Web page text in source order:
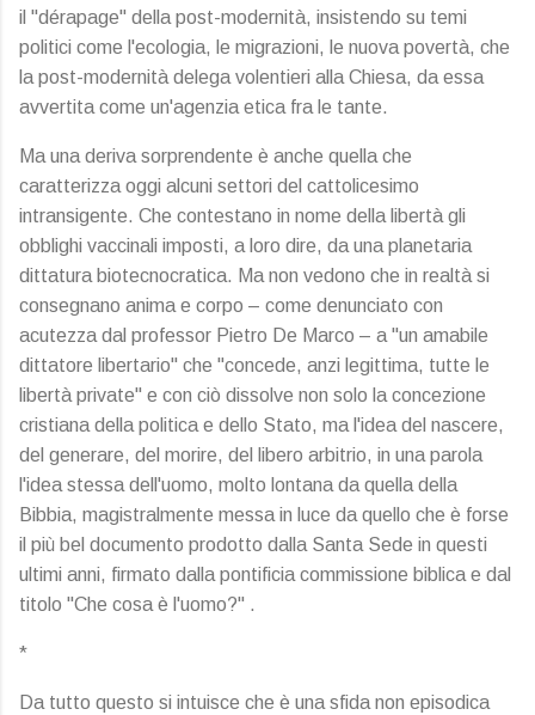
il "dérapage" della post-modernità, insistendo su temi
politici come l'ecologia, le migrazioni, le nuova povertà, che
la post-modernità delega volentieri alla Chiesa, da essa
avvertita come un'agenzia etica fra le tante.
Ma una deriva sorprendente è anche quella che
caratterizza oggi alcuni settori del cattolicesimo
intransigente. Che contestano in nome della libertà gli
obblighi vaccinali imposti, a loro dire, da una planetaria
dittatura biotecnocratica. Ma non vedono che in realtà si
consegnano anima e corpo – come denunciato con
acutezza dal professor Pietro De Marco – a "un amabile
dittatore libertario" che "concede, anzi legittima, tutte le
libertà private" e con ciò dissolve non solo la concezione
cristiana della politica e dello Stato, ma l'idea del nascere,
del generare, del morire, del libero arbitrio, in una parola
l'idea stessa dell'uomo, molto lontana da quella della
Bibbia, magistralmente messa in luce da quello che è forse
il più bel documento prodotto dalla Santa Sede in questi
ultimi anni, firmato dalla pontificia commissione biblica e dal
titolo "Che cosa è l'uomo?" .
*
Da tutto questo si intuisce che è una sfida non episodica